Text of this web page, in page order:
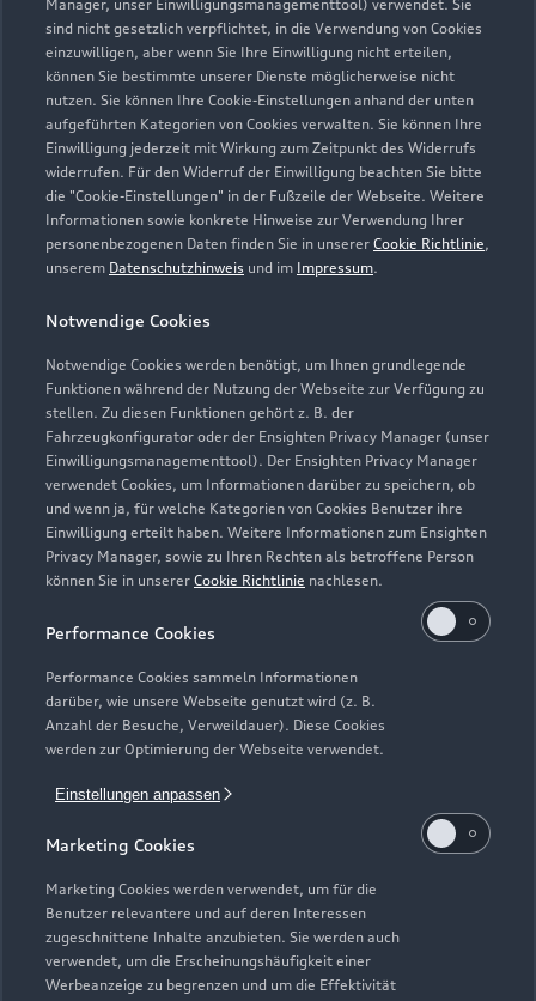
Manager, unser Einwilligungsmanagementtool) verwendet. Sie
sind nicht gesetzlich verpflichtet, in die Verwendung von Cookies
einzuwilligen, aber wenn Sie Ihre Einwilligung nicht erteilen,
können Sie bestimmte unserer Dienste möglicherweise nicht
nutzen. Sie können Ihre Cookie-Einstellungen anhand der unten
aufgeführten Kategorien von Cookies verwalten. Sie können Ihre
Einwilligung jederzeit mit Wirkung zum Zeitpunkt des Widerrufs
widerrufen. Für den Widerruf der Einwilligung beachten Sie bitte
die "Cookie-Einstellungen" in der Fußzeile der Webseite. Weitere
Informationen sowie konkrete Hinweise zur Verwendung Ihrer
personenbezogenen Daten finden Sie in unserer Cookie Richtlinie,
unserem Datenschutzhinweis und im Impressum.
Notwendige Cookies
Notwendige Cookies werden benötigt, um Ihnen grundlegende
Funktionen während der Nutzung der Webseite zur Verfügung zu
stellen. Zu diesen Funktionen gehört z. B. der
Fahrzeugkonfigurator oder der Ensighten Privacy Manager (unser
Einwilligungsmanagementtool). Der Ensighten Privacy Manager
verwendet Cookies, um Informationen darüber zu speichern, ob
und wenn ja, für welche Kategorien von Cookies Benutzer ihre
Einwilligung erteilt haben. Weitere Informationen zum Ensighten
Privacy Manager, sowie zu Ihren Rechten als betroffene Person
können Sie in unserer Cookie Richtlinie nachlesen.
Performance Cookies
Performance Cookies sammeln Informationen
darüber, wie unsere Webseite genutzt wird (z. B.
Anzahl der Besuche, Verweildauer). Diese Cookies
werden zur Optimierung der Webseite verwendet.
Einstellungen anpassen
Marketing Cookies
Marketing Cookies werden verwendet, um für die
Benutzer relevantere und auf deren Interessen
zugeschnittene Inhalte anzubieten. Sie werden auch
verwendet, um die Erscheinungshäufigkeit einer
Werbeanzeige zu begrenzen und um die Effektivität
Zurück nach oben
Modelle
Elektromodelle
Plug-in-Hybride
Neuwagensuche
Gebrauchtwagensuche
Geschäftskunden
Service & Zubehör
Saisonale Angebote
Audi Services
Garantie
Audi digital services
myAudi
Support
Audi Code
Häufige Fragen (FAQ)
Über Audi
Unternehmen
Karriere
Investor Relations